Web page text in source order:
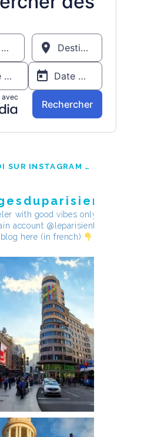
SUR INSTAGRAM
with good vibes only
account @leparisienheureux
here (in french)